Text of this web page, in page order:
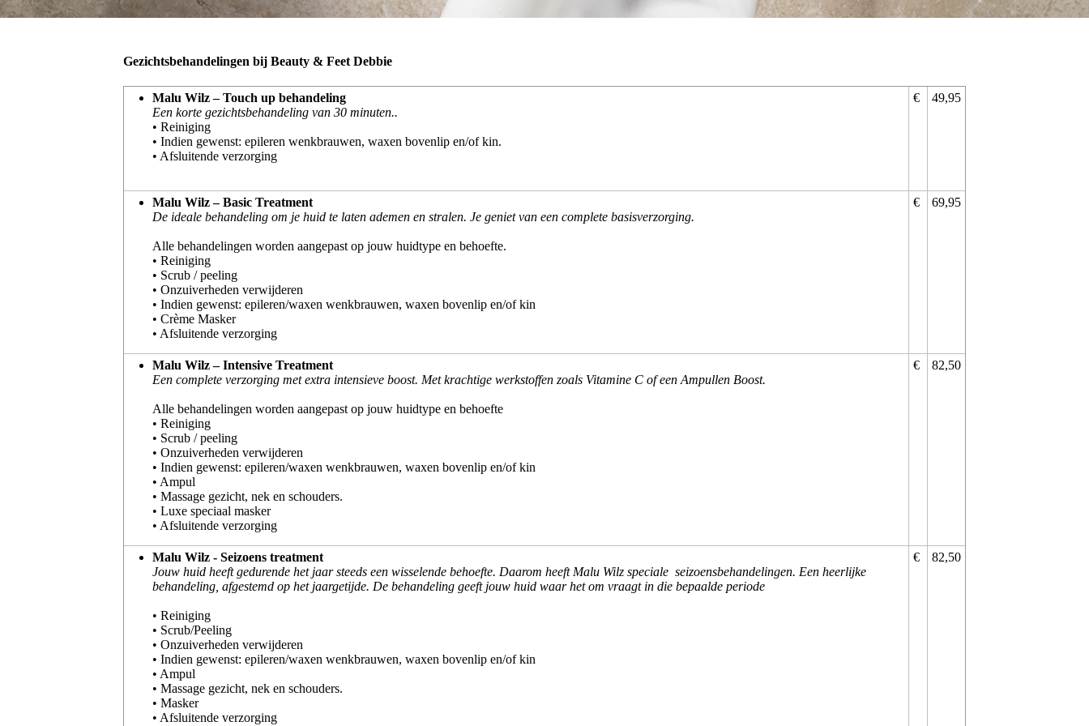
Gezichtsbehandelingen bij Beauty & Feet Debbie
Malu Wilz – Touch up behandeling
Een korte gezichtsbehandeling van 30 minuten..
• Reiniging
• Indien gewenst: epileren wenkbrauwen, waxen bovenlip en/of kin.
• Afsluitende verzorging
€ 49,95
Malu Wilz – Basic Treatment
De ideale behandeling om je huid te laten ademen en stralen. Je geniet van een complete basisverzorging.
Alle behandelingen worden aangepast op jouw huidtype en behoefte.
• Reiniging
• Scrub / peeling
• Onzuiverheden verwijderen
• Indien gewenst: epileren/waxen wenkbrauwen, waxen bovenlip en/of kin
• Crème Masker
• Afsluitende verzorging
€ 69,95
Malu Wilz – Intensive Treatment
Een complete verzorging met extra intensieve boost. Met krachtige werkstoffen zoals Vitamine C of een Ampullen Boost.
Alle behandelingen worden aangepast op jouw huidtype en behoefte
• Reiniging
• Scrub / peeling
• Onzuiverheden verwijderen
• Indien gewenst: epileren/waxen wenkbrauwen, waxen bovenlip en/of kin
• Ampul
• Massage gezicht, nek en schouders.
• Luxe speciaal masker
• Afsluitende verzorging
€ 82,50
Malu Wilz - Seizoens treatment
Jouw huid heeft gedurende het jaar steeds een wisselende behoefte. Daarom heeft Malu Wilz speciale seizoensbehandelingen. Een heerlijke
behandeling, afgestemd op het jaargetijde. De behandeling geeft jouw huid waar het om vraagt in die bepaalde periode
• Reiniging
• Scrub/Peeling
• Onzuiverheden verwijderen
• Indien gewenst: epileren/waxen wenkbrauwen, waxen bovenlip en/of kin
• Ampul
• Massage gezicht, nek en schouders.
• Masker
• Afsluitende verzorging
€ 82,50